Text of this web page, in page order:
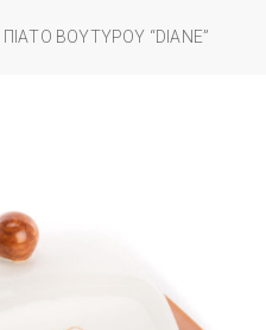
ΒΟΥΤΎΡΟΥ “DIANE”